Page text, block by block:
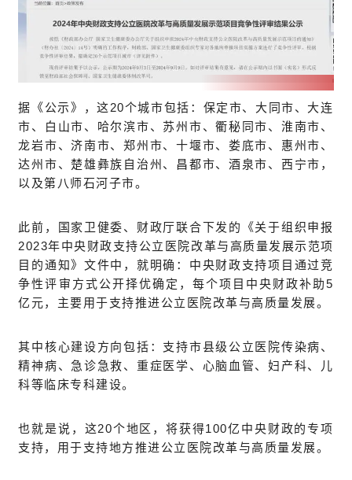
据《公示》，这20个城市包括： 保定市、大同市、大连
市、白山市、哈尔滨市、苏州市、衢秘同市、淮南市、
龙岩市、济南市、郑州市、十堰市、娄底市、惠州市、
达州市、楚雄彝族自治州、昌都市、酒泉市、西宁市，
以及第八师石河子市。
此前，国家卫健委、财政厅联合下发的《关于组织申报
2023年中央财政支持公立医院改革与高质量发展示范项
目的通知》文件中，就明确：中央财政支持项目通过竞
争性评审方式公开择优确定，每个项目中央财政补助5
亿元，主要用于支持推进公立医院改革与高质量发展。
其中核心建设方向包括：支持市县级公立医院传染病、
精神病、急诊急救、重症医学、心脑血管、妇产科、儿
科等临床专科建设。
也就是说，这20个地区，将获得100亿中央财政的专项
支持，用于支持地方推进公立医院改革与高质量发展。